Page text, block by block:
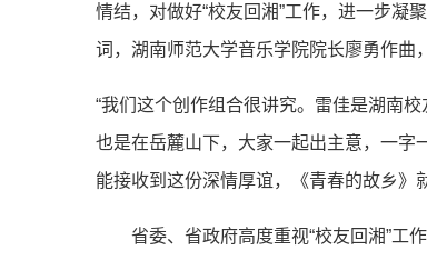
情结，对做好“校友回湘”工作，进一步凝
词，湖南师范大学音乐学院院长廖勇作曲
“我们这个创作组合很讲究。雷佳是湖南
也是在岳麓山下，大家一起出主意，一字
能接收到这份深情厚谊，《青春的故乡》
省委、省政府高度重视“校友回湘”工作